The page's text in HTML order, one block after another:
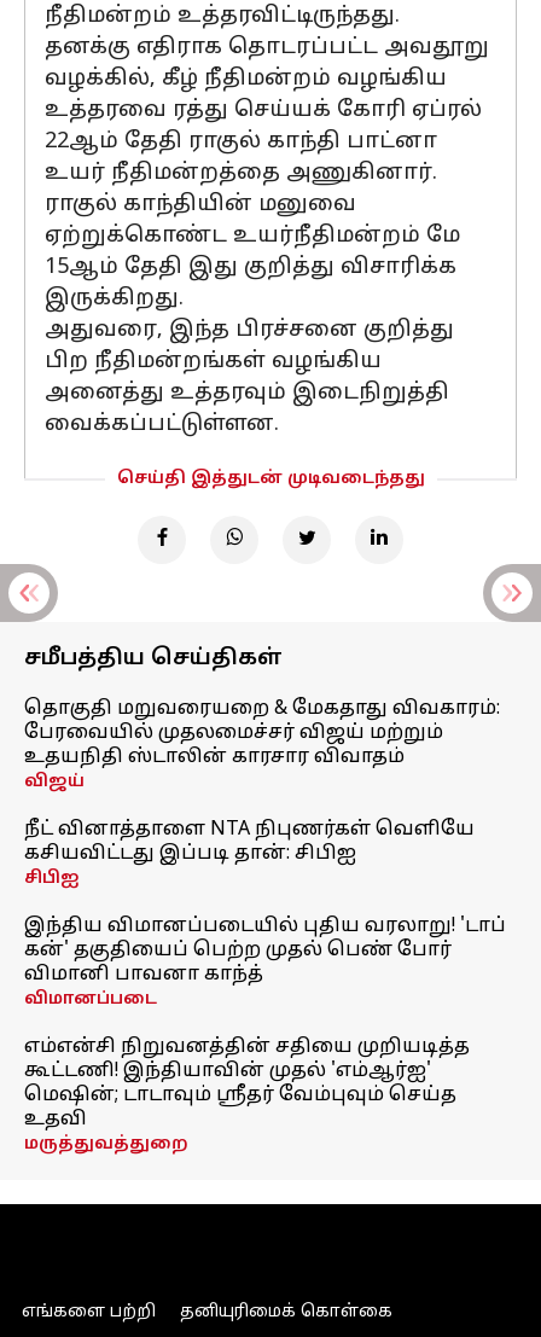
நீதிமன்றம் உத்தரவிட்டிருந்தது.
தனக்கு எதிராக தொடரப்பட்ட அவதூறு
வழக்கில், கீழ் நீதிமன்றம் வழங்கிய
உத்தரவை ரத்து செய்யக் கோரி ஏப்ரல்
22ஆம் தேதி ராகுல் காந்தி பாட்னா
உயர் நீதிமன்றத்தை அணுகினார்.
ராகுல் காந்தியின் மனுவை
ஏற்றுக்கொண்ட உயர்நீதிமன்றம் மே
15ஆம் தேதி இது குறித்து விசாரிக்க
இருக்கிறது.
அதுவரை, இந்த பிரச்சனை குறித்து
பிற நீதிமன்றங்கள் வழங்கிய
அனைத்து உத்தரவும் இடைநிறுத்தி
வைக்கப்பட்டுள்ளன.
செய்தி இத்துடன் முடிவடைந்தது
சமீபத்திய செய்திகள்
தொகுதி மறுவரையறை & மேகதாது விவகாரம்:
பேரவையில் முதலமைச்சர் விஜய் மற்றும்
உதயநிதி ஸ்டாலின் காரசார விவாதம்
விஜய்
நீட் வினாத்தாளை NTA நிபுணர்கள் வெளியே
கசியவிட்டது இப்படி தான்: சிபிஐ
சிபிஐ
இந்திய விமானப்படையில் புதிய வரலாறு! 'டாப்
கன்' தகுதியைப் பெற்ற முதல் பெண் போர்
விமானி பாவனா காந்த்
விமானப்படை
எம்என்சி நிறுவனத்தின் சதியை முறியடித்த
கூட்டணி! இந்தியாவின் முதல் 'எம்ஆர்ஐ'
மெஷின்; டாடாவும் ஸ்ரீதர் வேம்புவும் செய்த
உதவி
மருத்துவத்துறை
எங்களை பற்றி தனியுரிமைக் கொள்கை